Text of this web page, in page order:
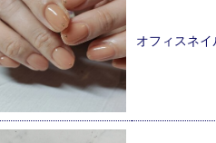
オフィスネイ